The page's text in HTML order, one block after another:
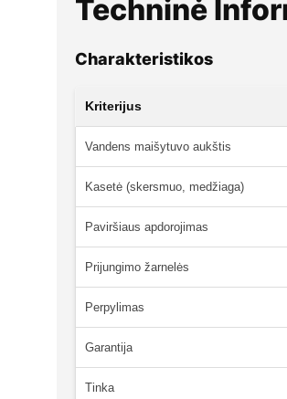
Techninė
Charakteristikos
Kriterijus
Vandens maišytuvo aukštis
Kasetė (skersmuo, medžiaga)
Paviršiaus apdorojimas
Prijungimo žarnelės
Perpylimas
Garantija
Tinka